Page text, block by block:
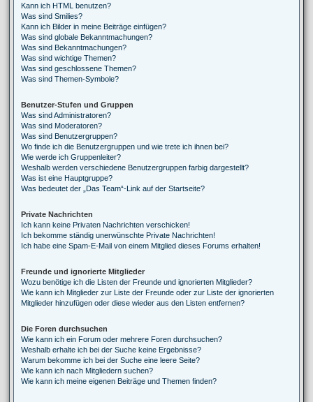
Kann ich HTML benutzen?
Was sind Smilies?
Kann ich Bilder in meine Beiträge einfügen?
Was sind globale Bekanntmachungen?
Was sind Bekanntmachungen?
Was sind wichtige Themen?
Was sind geschlossene Themen?
Was sind Themen-Symbole?
Benutzer-Stufen und Gruppen
Was sind Administratoren?
Was sind Moderatoren?
Was sind Benutzergruppen?
Wo finde ich die Benutzergruppen und wie trete ich ihnen bei?
Wie werde ich Gruppenleiter?
Weshalb werden verschiedene Benutzergruppen farbig dargestellt?
Was ist eine Hauptgruppe?
Was bedeutet der „Das Team“-Link auf der Startseite?
Private Nachrichten
Ich kann keine Privaten Nachrichten verschicken!
Ich bekomme ständig unerwünschte Private Nachrichten!
Ich habe eine Spam-E-Mail von einem Mitglied dieses Forums erhalten!
Freunde und ignorierte Mitglieder
Wozu benötige ich die Listen der Freunde und ignorierten Mitglieder?
Wie kann ich Mitglieder zur Liste der Freunde oder zur Liste der ignorierten
Mitglieder hinzufügen oder diese wieder aus den Listen entfernen?
Die Foren durchsuchen
Wie kann ich ein Forum oder mehrere Foren durchsuchen?
Weshalb erhalte ich bei der Suche keine Ergebnisse?
Warum bekomme ich bei der Suche eine leere Seite?
Wie kann ich nach Mitgliedern suchen?
Wie kann ich meine eigenen Beiträge und Themen finden?